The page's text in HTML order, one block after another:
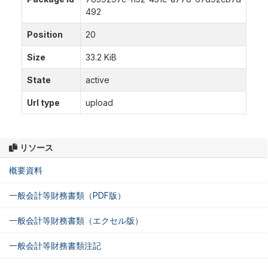
リソース
概要資料
一般会計等財務書類（PDF版）
一般会計等財務書類（エクセル版）
一般会計等財務書類注記
492
Position 20
Size 33.2 KiB
State active
Url type upload